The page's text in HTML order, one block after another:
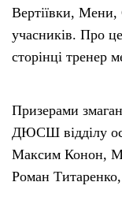
Вертіївки, Мени,
учасників. Про
сторінці тренер
Призерами
ДЮСШ відділу
Максим Конон,
Роман